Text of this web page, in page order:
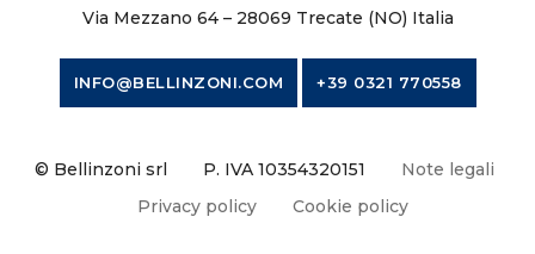
Via Mezzano 64 – 28069 Trecate (NO) Italia
INFO@BELLINZONI.COM +39 0321 770558
© Bellinzoni srl P. IVA 10354320151
Note legali
Privacy policy
Cookie policy